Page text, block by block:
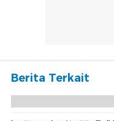
Berita Terkait